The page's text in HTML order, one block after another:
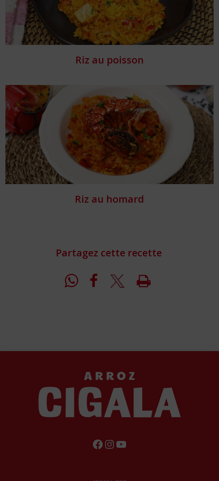
Riz au poisson
Riz au homard
Partagez cette recette
FACEBOOK
INSTAGRAM
YOUTUBE